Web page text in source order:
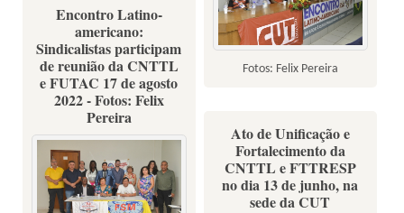
Fotos: Felix Pereira
Encontro Latino-
americano:
Sindicalistas participam
de reunião da CNTTL
e FUTAC 17 de agosto
2022 - Fotos: Felix
Pereira
Ato de Unificação e
Fortalecimento da
CNTTL e FTTRESP
no dia 13 de junho, na
sede da CUT